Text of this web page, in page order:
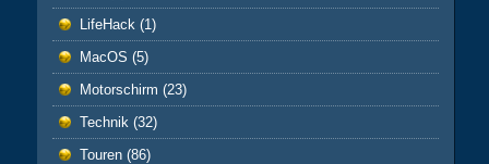
LifeHack (1)
MacOS (5)
Motorschirm (23)
Technik (32)
Touren(86)